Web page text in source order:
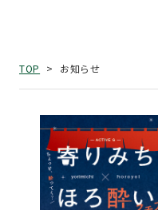
TOP お知らせ